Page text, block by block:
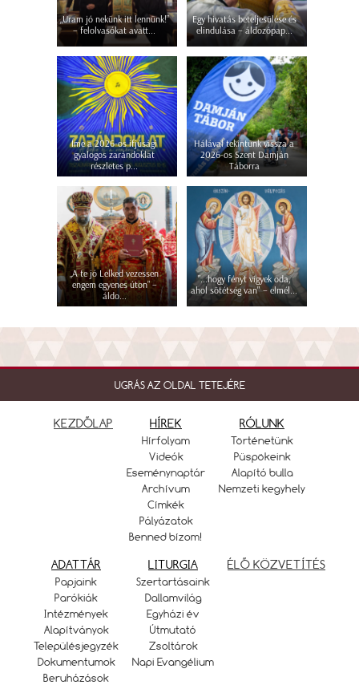
„Uram jó nekünk itt lennünk!”
– felolvasókat avatt...
Egy hivatás beteljesülése és
elindulása – áldozópap...
Íme a 2026-os ifjúsági
gyalogos zarándoklat
részletes p...
Hálával tekintünk vissza a
2026-os Szent Damján
Táborra
„A te jó Lelked vezessen
engem egyenes úton” –
áldo...
"...hogy fényt vigyek oda,
ahol sötétség van" – elmél...
UGRÁS AZ OLDAL TETEJÉRE
KEZDŐLAP HÍREK
Hírfolyam
Videók
Eseménynaptár
Archívum
Címkék
Pályázatok
Benned bízom!
RÓLUNK
Történetünk
Püspökeink
Alapító bulla
Nemzeti kegyhely
ADATTÁR
Papjaink
Parókiák
Intézmények
Alapítványok
Településjegyzék
Dokumentumok
Beruházások
LITURGIA
Szertartásaink
Dallamvilág
Egyházi év
Útmutató
Zsoltárok
Napi Evangélium
ÉLŐ KÖZVETÍTÉS